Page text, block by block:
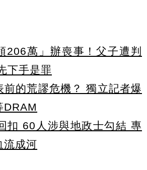
206萬」辦喪事！父子遭判
下手是罪
前的荒謬危機？ 獨立記者爆
DRAM
扣 60人涉與地政士勾結 專
流成河